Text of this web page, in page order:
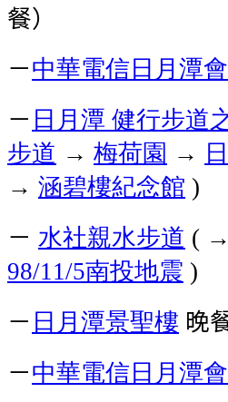
餐）
－中華電信日月潭
－ 日月潭 健行步道
步道 → 梅荷園 →
→ 涵碧樓紀念館 )
－ 水社親水步道 ( →
98/11/5南投地震 )
－ 日月潭景聖樓 晚
－中華電信日月潭